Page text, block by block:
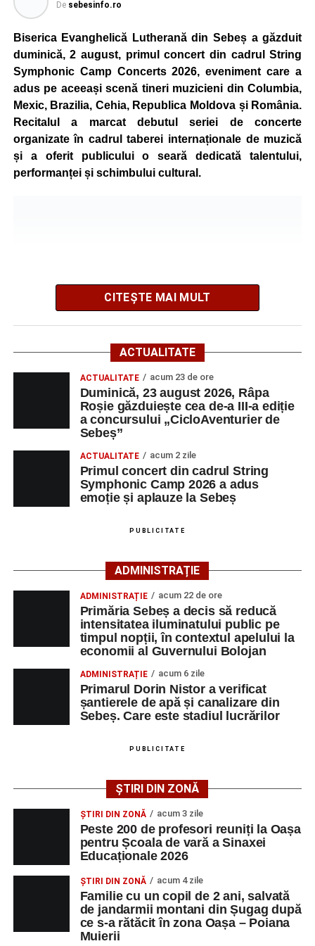
de vârstă, astfel încât competiția să fie accesibilă atât
celor aflați la început de drum, cât și celor cu experiență în
mountain bike. La finalul întrecerii, cei mai bine clasați
concurenți vor fi recompensați cu premii în bani și premii
oferite de partenerii evenimentului.
Înaintea zilei de concurs, participanții își vor putea ridica
vor putea înscrie direct la competiție în cadrul Punctului
Oficial de Înscrieri și Informații (Race Office), care va
funcționa după următorul program:
Roșie, unde vor avea loc și antrenamente libere pe
traseul de concurs.
Startul competiției va fi dat duminică, 23 august 2026, la
ora 10:00, la Râpa Roșie.
Înscrierile online sunt deschise până în 22 august 2026 și
pot fi efectuate pe site-ulwww.cicloaventura.ro.
Adaugă-ne ca sursă preferată
Urmărește-ne pe Google News
Primăria Sebeș a decis să reducă intensitatea
iluminatului public pe timpul nopții, în contextul
apelului la economii al Guvernului Bolojan
Duminică, 23 august 2026, Râpa Roșie găzduiește
cea de-a III-a ediție a concursului „CicloAventurier
de Sebeș”
Primul concert din cadrul String Symphonic Camp
2026 a adus emoție și aplauze la Sebeș
De sebesinfo.ro
Biserica Evanghelică Lutherană din Sebeș a găzduit
duminică, 2 august, primul concert din cadrul String
Symphonic Camp Concerts 2026, eveniment care a
adus pe aceeași scenă tineri muzicieni din Columbia,
Mexic, Brazilia, Cehia, Republica Moldova și România.
Recitalul a marcat debutul seriei de concerte
organizate în cadrul taberei internaționale de muzică
și a oferit publicului o seară dedicată talentului,
performanței și schimbului cultural.
String Symphonic Camp 2026 reunește tineri
instrumentiști din 6 țări, alături de voluntari și foști elevi ai
participă, timp de o săptămână, la cursuri de
perfecționare, repetiții și activități artistice desfășurate sub
îndrumarea unor profesori și mentori.
au venit la Sebeș și au susținut un recital apreciat de
tinerilor muzicieni și munca depusă în cadrul taberei, iar
spectatorii au răsplătit prestațiile cu aplauze îndelungate.
CITEȘTE MAI MULT
ACTUALITATE
ACTUALITATE acum 23 de ore
Duminică, 23 august 2026, Râpa
Roșie găzduiește cea de-a III-a ediție
a concursului „CicloAventurier de
Sebeș”
ACTUALITATE acum 2 zile
Primul concert din cadrul String
Symphonic Camp 2026 a adus
emoție și aplauze la Sebeș
PUBLICITATE
ADMINISTRAȚIE
ADMINISTRAȚIE acum 22 de ore
Primăria Sebeș a decis să reducă
intensitatea iluminatului public pe
timpul nopții, în contextul apelului la
economii al Guvernului Bolojan
ADMINISTRAȚIE acum 6 zile
Primarul Dorin Nistor a verificat
șantierele de apă și canalizare din
Sebeș. Care este stadiul lucrărilor
PUBLICITATE
ȘTIRI DIN ZONĂ
ȘTIRI DIN ZONĂ acum 3 zile
Peste 200 de profesori reuniți la Oașa
pentru Școala de vară a Sinaxei
Educaționale 2026
ȘTIRI DIN ZONĂ acum 4 zile
Familie cu un copil de 2 ani, salvată
de jandarmii montani din Șugag după
ce s-a rătăcit în zona Oașa – Poiana
Muierii